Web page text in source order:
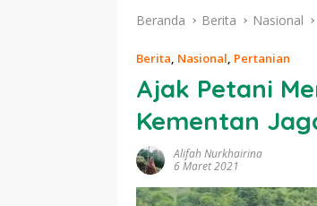
Beranda Berita Nasional
Berita, Nasional, Pertanian
Ajak Petani
Kementan
Alifah Nurkhairina
6 Maret 2021